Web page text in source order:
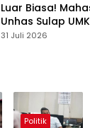
Luar Biasa!
Unhas Sulap
Digital dalam
31 Juli 2026
Politik